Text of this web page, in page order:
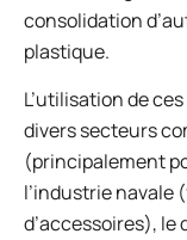
consolidation
plastique.
L’utilisation de
divers secteurs
(principalement
l’industrie navale
d’accessoires), le